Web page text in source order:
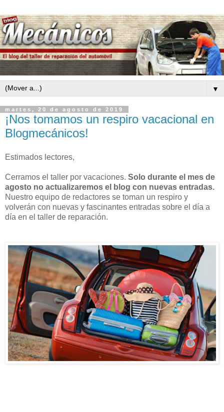
▼
martes, 20 de agosto de 2019
¡Nos tomamos un respiro vacacional en
Blogmecánicos!
Estimados lectores,
Cerramos el taller por vacaciones. Solo durante el mes de
agosto no actualizaremos el blog con nuevas entradas.
Nuestro equipo de redactores se toman un respiro y
volverán con nuevas y fascinantes entradas sobre el día a
día en el taller de reparación.